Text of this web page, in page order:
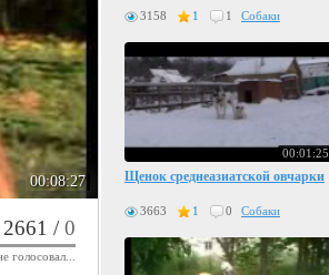
00:08:27
2661 /0
голосовал...
3158 1 1 Собаки
00:01:25
Щенок среднеазиатской овчарки
3663 1 0 Собаки